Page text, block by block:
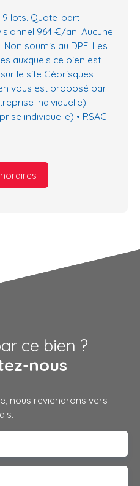
lots. Quote-part
964 €/an. Aucune
soumis au DPE. Les
auxquels ce bien est
le site Géorisques :
vous est proposé par
individuelle).
individuelle) • RSAC
ce bien ?
nous
nous reviendrons vers